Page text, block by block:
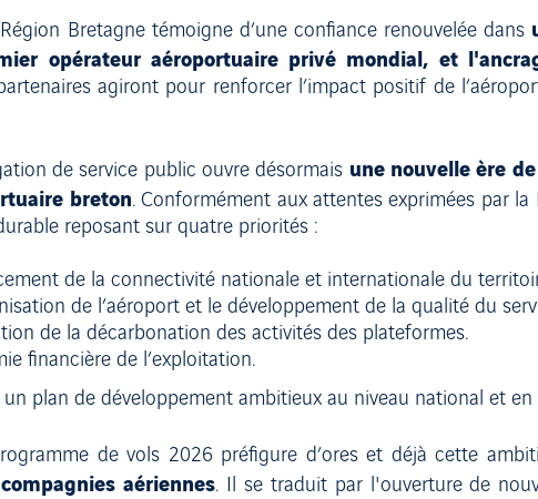
Bretagne témoigne d’une confiance renouvelée dans
opérateur aéroportuaire privé mondial, et
agiront pour renforcer l’impact positif de
de service public ouvre désormais une nouvelle ère
breton. Conformément aux attentes exprimées par
reposant sur quatre priorités :
de la connectivité nationale et internationale du
de l’aéroport et le développement de la qualité du
de la décarbonation des activités des plateformes.
financière de l’exploitation.
plan de développement ambitieux au niveau national et
de vols 2026 préfigure d’ores et déjà cette
aériennes. Il se traduit par l'ouverture de